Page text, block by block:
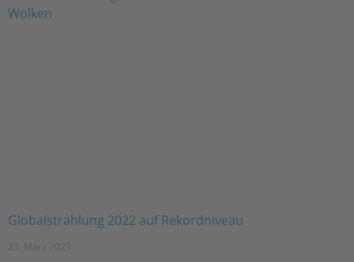
Globalstrahlung 2022 auf Rekordniveau
23. März 2023